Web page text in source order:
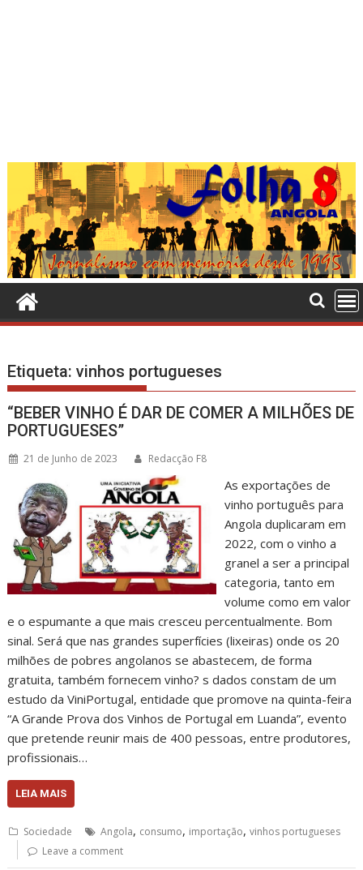
Etiqueta:vinhos portugueses
“BEBER VINHO É DAR DE COMER A MILHÕES DE
PORTUGUESES”
21 de Junho de 2023 Redacção F8
As exportações de
vinho português para
Angola duplicaram em
2022, com o vinho a
granel a ser a principal
categoria, tanto em
volume como em valor
e o espumante a que mais cresceu percentualmente. Bom
sinal. Será que nas grandes superfícies (lixeiras) onde os 20
milhões de pobres angolanos se abastecem, de forma
gratuita, também fornecem vinho? s dados constam de um
estudo da ViniPortugal, entidade que promove na quinta-feira
“A Grande Prova dos Vinhos de Portugal em Luanda”, evento
que pretende reunir mais de 400 pessoas, entre produtores,
profissionais…
LEIA MAIS
Sociedade Angola, consumo, importação,vinhos portugueses
Leave a comment